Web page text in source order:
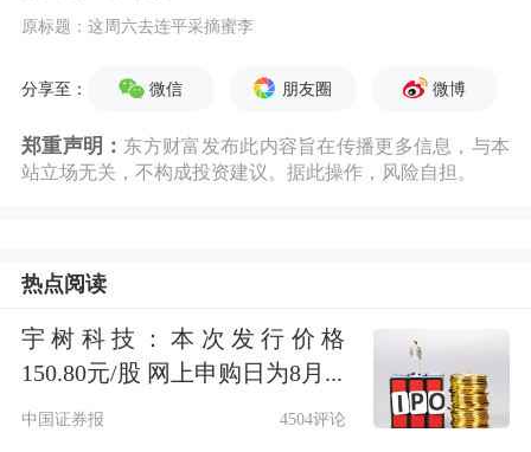
原标题：这周六去连平采摘蜜李
分享至： 微信 朋友圈 微博
郑重声明： 东方财富发布此内容旨在传播更多信息，与本
站立场无关，不构成投资建议。据此操作，风险自担。
热点阅读
宇树科技：本次发行价格
150.80元/股 网上申购日为8月...
中国证券报 4504评论